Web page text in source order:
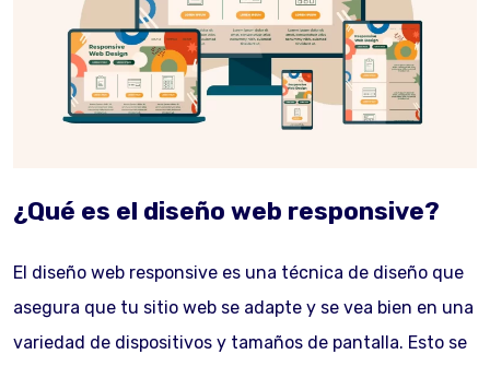
¿Qué es el diseño web responsive?
El diseño web responsive es una técnica de diseño que
asegura que tu sitio web se adapte y se vea bien en una
variedad de dispositivos y tamaños de pantalla. Esto se